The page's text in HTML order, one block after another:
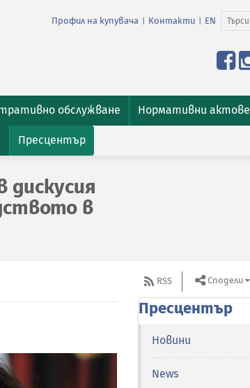
Профил на купувача Контакти EN
обслужване Нормативни актове
Пресцентър
в
RSS Сподели
Пресцентър
Новини
News